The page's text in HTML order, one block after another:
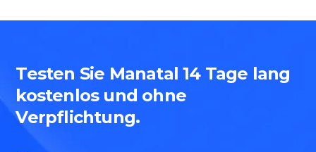
Testen Sie Manatal 14 Tage lang
kostenlos und ohne
Verpflichtung.